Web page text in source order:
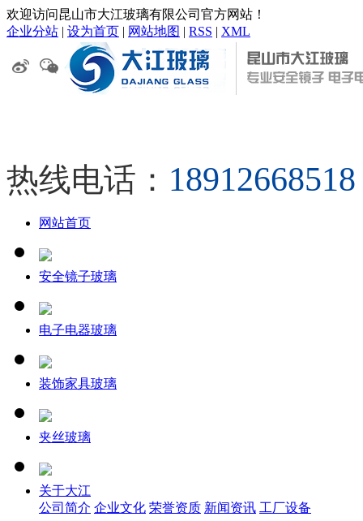
欢迎访问昆山市大江玻璃有限公司官方网站！
企业分站 | 设为首页 | 网站地图 | RSS | XML
热线电话：
网站首页
安全镜子玻璃
电子电器玻璃
装饰家具玻璃
夹丝玻璃
关于大江
公司简介 企业文化 荣誉资质 新闻资讯 工厂设备